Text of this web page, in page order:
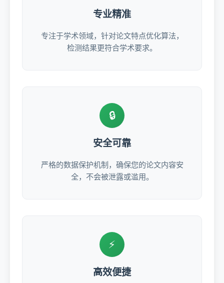
专业精准
专注于学术领域，针对论文特点优化算法，
检测结果更符合学术要求。
🔒
安全可靠
严格的数据保护机制，确保您的论文内容安
全，不会被泄露或滥用。
⚡
高效便捷